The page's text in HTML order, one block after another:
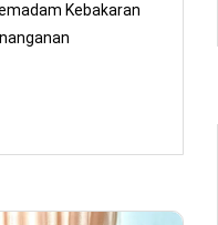
Kebakaran